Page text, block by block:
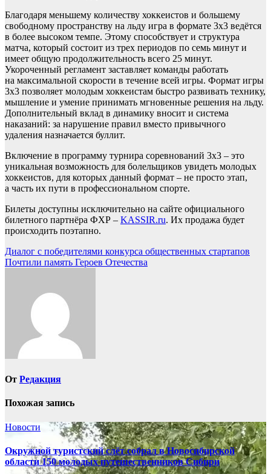
Благодаря меньшему количеству хоккеистов и большему
свободному пространству на льду игра в формате 3х3 ведётся
в более высоком темпе. Этому способствует и структура
матча, который состоит из трех периодов по семь минут и
имеет общую продолжительность всего 25 минут.
Укороченный регламент заставляет команды работать
на максимальной скорости в течение всей игры. Формат игры
3х3 позволяет молодым хоккеистам быстро развивать технику,
мышление и умение принимать мгновенные решения на льду.
Дополнительный вклад в динамику вносит и система
наказаний: за нарушение правил вместо привычного
удаления назначается буллит.
Включение в программу турнира соревнований 3х3 – это
уникальная возможность для болельщиков увидеть молодых
хоккеистов, для которых данный формат – не просто этап,
а часть их пути в профессиональном спорте.
Билеты доступны исключительно на сайте официального
билетного партнёра ФХР – KASSIR.ru. Их продажа будет
происходить поэтапно.
Навигация
по
Диалог с победителями конкурса общественных стартапов
Почтили память Героев Отечества
От Редакция
Похожая запись
Новости
Окружной туристский слёт собрал в Новосибирской
области 150 молодых путешественников Сибири